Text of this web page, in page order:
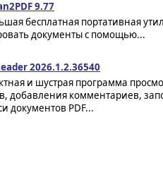
9.77
бесплатная портативная
документы с помощью...
2026.1.2.36540
и шустрая программа
добавления комментариев,
документов PDF...